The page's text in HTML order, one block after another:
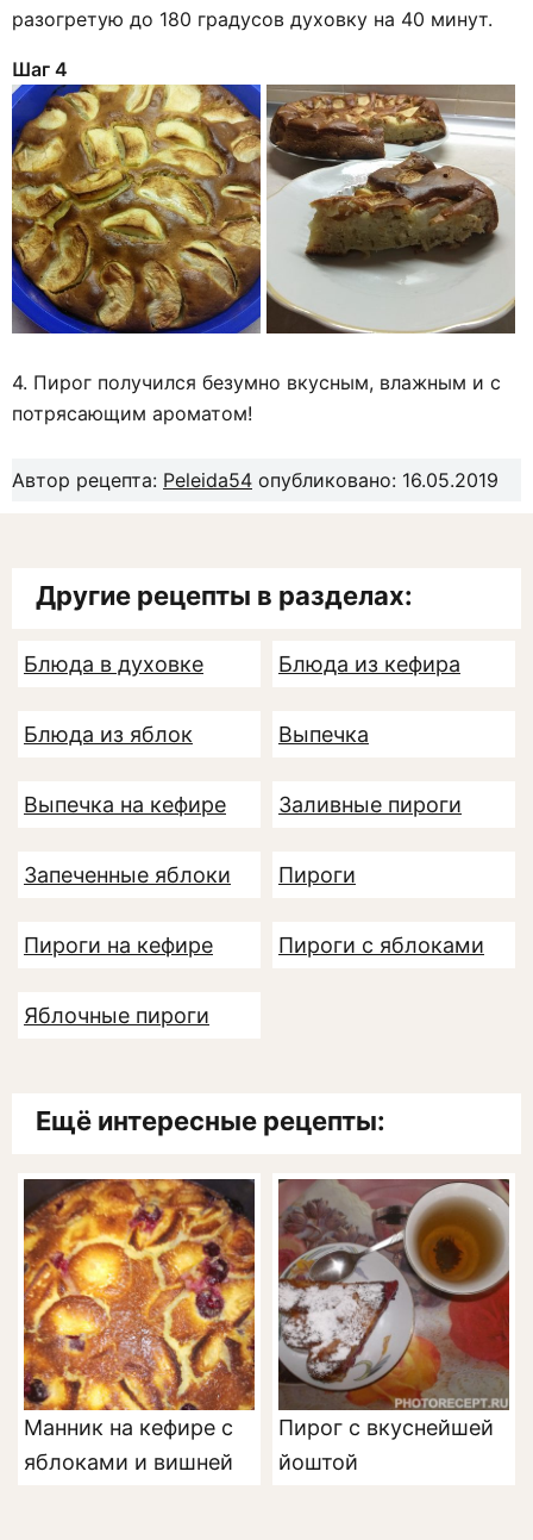
разогретую до 180 градусов духовку на 40 минут.
Шаг 4
4. Пирог получился безумно вкусным, влажным и с
потрясающим ароматом!
Автор рецепта: Peleida54 опубликовано: 16.05.2019
Другие рецепты в разделах:
Блюда в духовке Блюда из кефира
Блюда из яблок Выпечка
Выпечка на кефире Заливные пироги
Запеченные яблоки Пироги
Пироги на кефире Пироги с яблоками
Яблочные пироги
Ещё интересные рецепты:
Манник на кефире с
яблоками и вишней
Пирог с вкуснейшей
йоштой